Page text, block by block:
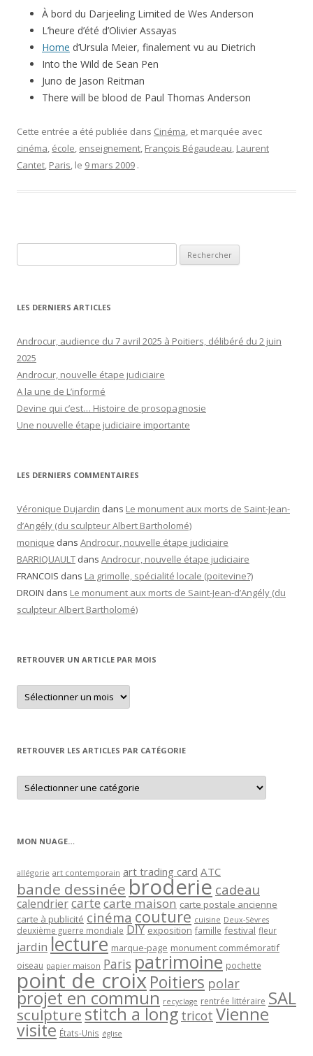
À bord du Darjeeling Limited de Wes Anderson
L’heure d’été d’Olivier Assayas
Home d’Ursula Meier, finalement vu au Dietrich
Into the Wild de Sean Pen
Juno de Jason Reitman
There will be blood de Paul Thomas Anderson
Cette entrée a été publiée dans Cinéma, et marquée avec
cinéma, école, enseignement, François Bégaudeau, Laurent
Cantet, Paris, le 9 mars 2009 .
LES DERNIERS ARTICLES
Androcur, audience du 7 avril 2025 à Poitiers, délibéré du 2 juin
2025
Androcur, nouvelle étape judiciaire
A la une de L’informé
Devine qui c’est… Histoire de prosopagnosie
Une nouvelle étape judiciaire importante
LES DERNIERS COMMENTAIRES
Véronique Dujardin dans Le monument aux morts de Saint-Jean-
d’Angély (du sculpteur Albert Bartholomé)
monique dans Androcur, nouvelle étape judiciaire
BARRIQUAULT dans Androcur, nouvelle étape judiciaire
FRANCOIS dans La grimolle, spécialité locale (poitevine?)
DROIN dans Le monument aux morts de Saint-Jean-d’Angély (du
sculpteur Albert Bartholomé)
RETROUVER UN ARTICLE PAR MOIS
Retrouver
un
article
RETROUVER LES ARTICLES PAR CATÉGORIE
Retrouver
les
articles
MON NUAGE…
allégorie art contemporain art trading card ATC
bande dessinée broderie cadeau
calendriercartecarte maison carte postale ancienne
carte à publicité cinéma couture cuisine Deux-Sèvres
deuxième guerre mondiale DIY exposition famille festival fleur
jardin lecture marque-page monument commémoratif
oiseau papier maison Paris patrimoine pochette
point de croixPoitiers polar
projet en commun recyclage rentrée littéraire SAL
sculpturestitch a long tricot Vienne
visite États-Unis église